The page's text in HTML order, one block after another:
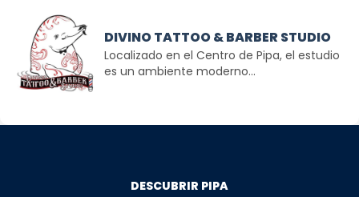
DIVINO TATTOO & BARBER STUDIO
Localizado en el Centro de Pipa, el estudio
es un ambiente moderno...
DESCUBRIR PIPA